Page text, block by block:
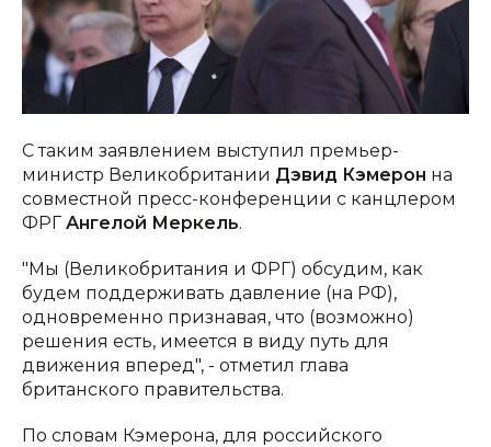
С таким заявлением выступил премьер-
министр Великобритании Дэвид Кэмерон на
совместной пресс-конференции с канцлером
ФРГ Ангелой Меркель.
"Мы (Великобритания и ФРГ) обсудим, как
будем поддерживать давление (на РФ),
одновременно признавая, что (возможно)
решения есть, имеется в виду путь для
движения вперед", - отметил глава
британского правительства.
По словам Кэмерона, для российского